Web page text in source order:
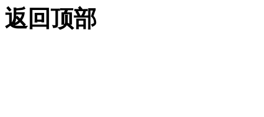
返回顶部